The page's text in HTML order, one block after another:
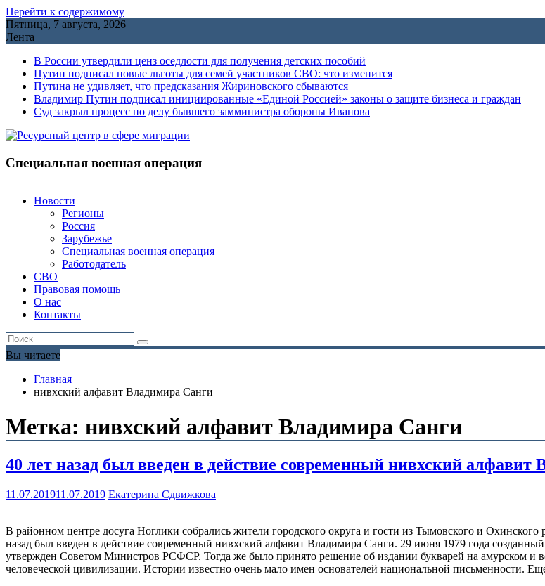
Перейти к содержимому
Пятница, 7 августа, 2026
Лента
В России утвердили ценз оседлости для получения детских пособий
Путин подписал новые льготы для семей участников СВО: что изменится
Путина не удивляет, что предсказания Жириновского сбываются
Владимир Путин подписал инициированные «Единой Россией» законы о защите бизнеса и граждан
Cуд закрыл процесс по делу бывшего замминистра обороны Иванова
Специальная военная операция
Новости
Регионы
Россия
Зарубежье
Специальная военная операция
Работодатель
СВО
Правовая помощь
О нас
Контакты
Вы читаете
Главная
нивхский алфавит Владимира Санги
Метка: нивхский алфавит Владимира Санги
40 лет назад был введен в действие современный нивхский алфавит
11.07.201911.07.2019 Екатерина Сдвижкова
В районном центре досуга Ноглики собрались жители городского округа и гости из Тымовского и
назад был введен в действие современный нивхский алфавит Владимира Санги. 29 июня 1979 года
утвержден Советом Министров РСФСР. Тогда же было принято решение об издании букварей на амурском и
человеческой цивилизации. Истории известно очень мало имен основателей национальной письменности.